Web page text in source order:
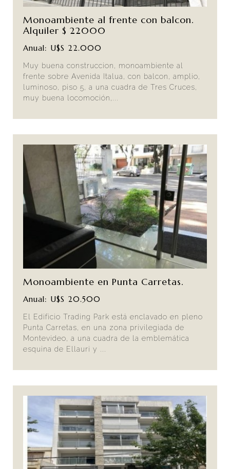
Monoambiente al frente con balcon.
Alquiler $ 22000
Anual: U$S 22.000
Muy buena construccion, monoambiente al
frente sobre Avenida Italua, con balcon, amplio,
luminoso, piso 5, a una cuadra de Tres Cruces,
muy buena locomoción,...
Monoambiente en Punta Carretas.
Anual: U$S 20.500
El Edificio Trading Park está enclavado en pleno
Punta Carretas, en una zona privilegiada de
Montevideo, a una cuadra de la emblemática
esquina de Ellauri y ...